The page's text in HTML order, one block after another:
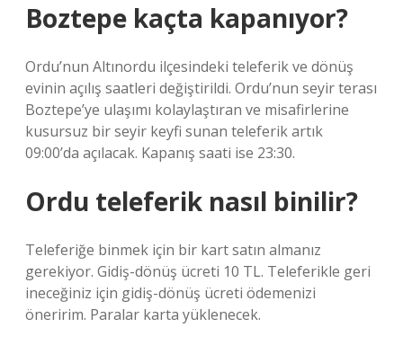
Boztepe kaçta kapanıyor?
Ordu’nun Altınordu ilçesindeki teleferik ve dönüş
evinin açılış saatleri değiştirildi. Ordu’nun seyir terası
Boztepe’ye ulaşımı kolaylaştıran ve misafirlerine
kusursuz bir seyir keyfi sunan teleferik artık
09:00’da açılacak. Kapanış saati ise 23:30.
Ordu teleferik nasıl binilir?
Teleferiğe binmek için bir kart satın almanız
gerekiyor. Gidiş-dönüş ücreti 10 TL. Teleferikle geri
ineceğiniz için gidiş-dönüş ücreti ödemenizi
öneririm. Paralar karta yüklenecek.